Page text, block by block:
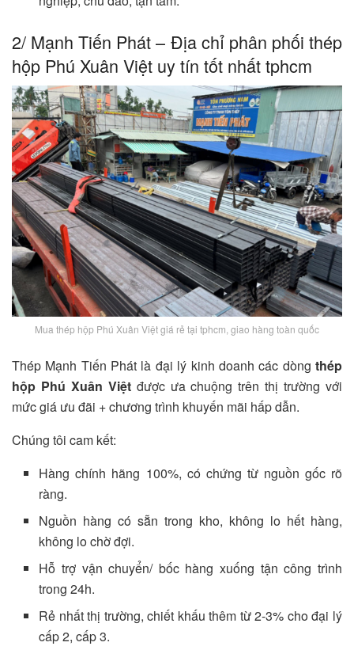
2/ Mạnh Tiến Phát – Địa chỉ phân phối thép
hộp Phú Xuân Việt uy tín tốt nhất tphcm
Mua thép hộp Phú Xuân Việt giá rẻ tại tphcm, giao hàng toàn quốc
Thép Mạnh Tiến Phát là đại lý kinh doanh các dòng thép
hộp Phú Xuân Việtđược ưa chuộng trên thị trường với
mức giá ưu đãi + chương trình khuyến mãi hấp dẫn.
Chúng tôi cam kết:
Hàng chính hãng 100%, có chứng từ nguồn gốc rõ
ràng.
Nguồn hàng có sẵn trong kho, không lo hết hàng,
không lo chờ đợi.
Hỗ trợ vận chuyển/ bốc hàng xuống tận công trình
trong 24h.
Rẻ nhất thị trường, chiết khấu thêm từ 2-3% cho đại lý
cấp 2, cấp 3.